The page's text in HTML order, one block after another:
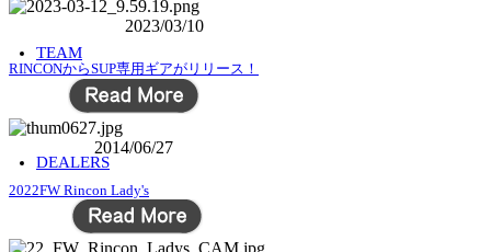
TEAM
DEALERS
2023/03/10
RINCONからSUP専用ギアがリリース！
2014/06/27
2022FW Rincon Lady's